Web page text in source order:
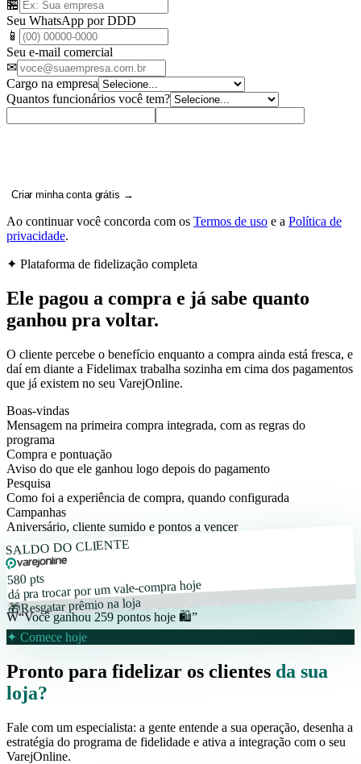
🏪
Seu WhatsApp por DDD
📱
Seu e-mail comercial
✉
Cargo na empresa
Quantos funcionários você tem?
Criar minha conta grátis →
Ao continuar você concorda com os Termos de uso e a Política de
privacidade.
✦ Plataforma de fidelização completa
Ele pagou a compra e já sabe quanto
ganhou pra voltar.
O cliente percebe o benefício enquanto a compra ainda está fresca, e
daí em diante a Fidelimax trabalha sozinha em cima dos pagamentos
que já existem no seu VarejOnline.
Boas-vindas
Mensagem na primeira compra integrada, com as regras do
programa
Compra e pontuação
Aviso do que ele ganhou logo depois do pagamento
Pesquisa
Como foi a experiência de compra, quando configurada
Campanhas
Aniversário, cliente sumido e pontos a vencer
SALDO DO CLIENTE
580 pts
dá pra trocar por um vale-compra hoje
🎁Resgatar prêmio na loja
W“Você ganhou 259 pontos hoje 🛍️”
✦ Comece hoje
Pronto para fidelizar os clientes da sua
loja?
Fale com um especialista: a gente entende a sua operação, desenha a
estratégia do programa de fidelidade e ativa a integração com o seu
VarejOnline.